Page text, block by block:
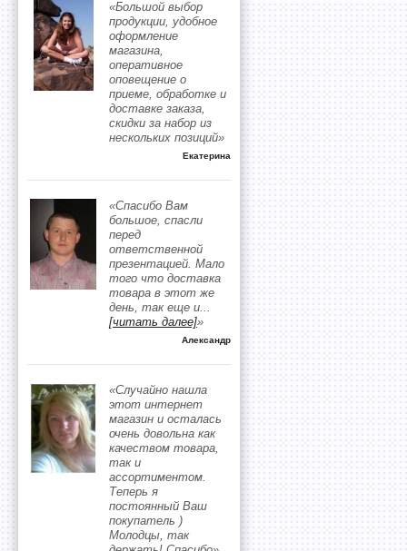
«Большой выбор
продукции, удобное
оформление
магазина,
оперативное
оповещение о
приеме, обработке и
доставке заказа,
скидки за набор из
нескольких позиций»
Екатерина
«Спасибо Вам
большое, спасли
перед
ответственной
презентацией. Мало
того что доставка
товара в этот же
день, так еще и...
[читать далее]»
Александр
«Случайно нашла
этот интернет
магазин и осталась
очень довольна как
качеством товара,
так и
ассортиментом.
Теперь я
постоянный Ваш
покупатель )
Молодцы, так